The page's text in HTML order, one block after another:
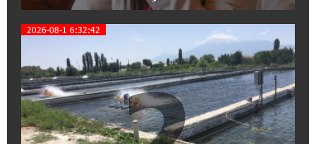
Մարիաննա Ղահրամանյան
18:32:23 7-08-2026
«հակասաֆարովյան» օրենսդրական
նախաձեռնության վերաբերյալ
հիմանվորումներ․ Շիրազ Մանուկյան
18:26:59 7-08-2026
2026-08-1 6:32:42